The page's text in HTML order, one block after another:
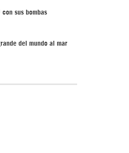
con sus bombas
del mundo al mar